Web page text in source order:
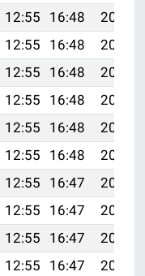
12:55 16:48
20:12
12:55 16:48
20:11
12:55 16:48
20:10
12:55 16:48
20:09
12:55 16:48
20:09
12:55 16:48
20:08
12:55 16:47
20:07
12:55 16:47
20:06
12:55 16:47
20:05
12:55 16:47
20:04